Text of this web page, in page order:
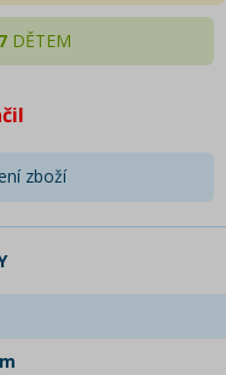
DĚTEM
zboží